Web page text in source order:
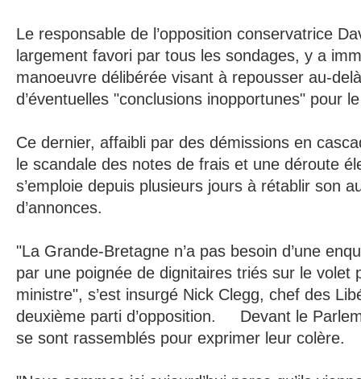
Le responsable de l’opposition conservatrice
largement favori par tous les sondages, y a
manoeuvre délibérée visant à repousser au-
d’éventuelles "conclusions inopportunes" pour
Ce dernier, affaibli par des démissions en
le scandale des notes de frais et une déroute
s’emploie depuis plusieurs jours à rétablir son
d’annonces.
"La Grande-Bretagne n’a pas besoin d’une
par une poignée de dignitaires triés sur le volet
ministre", s’est insurgé Nick Clegg, chef des
deuxième parti d’opposition. Devant le
se sont rassemblés pour exprimer leur colère.